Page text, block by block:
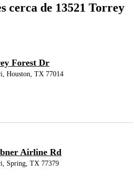
cerca de 13521 Torrey
Forest Dr
Houston, TX 77014
Airline Rd
Spring, TX 77379